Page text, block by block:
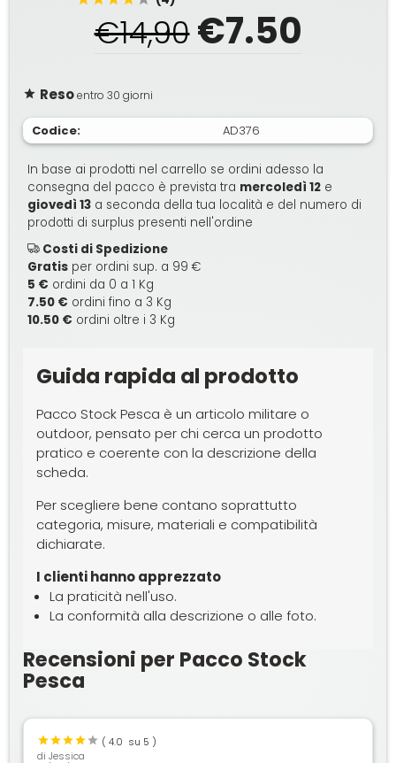
€14,90€7.50
Resoentro 30 giorni
Codice: AD376
In base ai prodotti nel carrello se ordini adesso la
consegna del pacco è prevista tra mercoledì 12 e
giovedì 13 a seconda della tua località e del numero di
prodotti di surplus presenti nell'ordine
Costi di Spedizione
Gratis per ordini sup. a 99 €
5 € ordini da 0 a 1 Kg
7.50 € ordini fino a 3 Kg
10.50 € ordini oltre i 3 Kg
Guida rapida al prodotto
Pacco Stock Pesca è un articolo militare o
outdoor, pensato per chi cerca un prodotto
pratico e coerente con la descrizione della
scheda.
Per scegliere bene contano soprattutto
categoria, misure, materiali e compatibilità
dichiarate.
I clienti hanno apprezzato
La praticità nell'uso.
La conformità alla descrizione o alle foto.
Recensioni per Pacco Stock
Pesca
(4.0 su 5 )
diJessica